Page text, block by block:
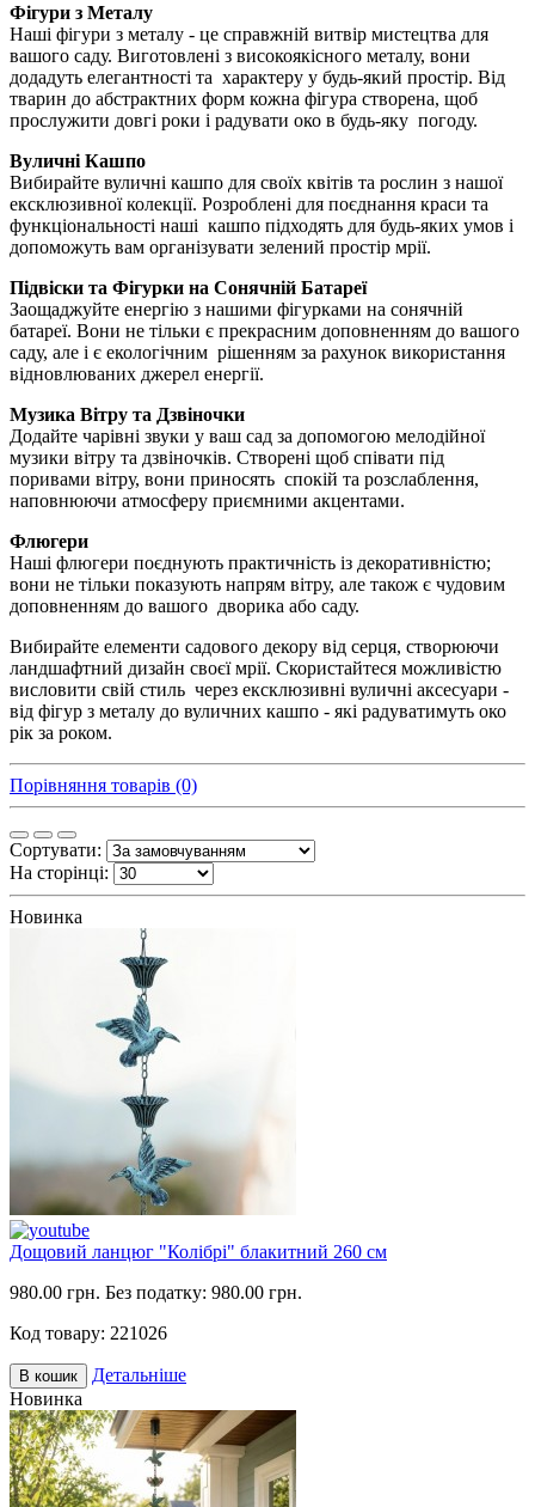
Фігури з Металу
Наші фігури з металу - це справжній витвір мистецтва для
вашого саду. Виготовлені з високоякісного металу, вони
додадуть елегантності та характеру у будь-який простір. Від
тварин до абстрактних форм кожна фігура створена, щоб
прослужити довгі роки і радувати око в будь-яку погоду.
Вуличні Кашпо
Вибирайте вуличні кашпо для своїх квітів та рослин з нашої
ексклюзивної колекції. Розроблені для поєднання краси та
функціональності наші кашпо підходять для будь-яких умов і
допоможуть вам організувати зелений простір мрії.
Підвіски та Фігурки на Сонячній Батареї
Заощаджуйте енергію з нашими фігурками на сонячній
батареї. Вони не тільки є прекрасним доповненням до вашого
саду, але і є екологічним рішенням за рахунок використання
відновлюваних джерел енергії.
Музика Вітру та Дзвіночки
Додайте чарівні звуки у ваш сад за допомогою мелодійної
музики вітру та дзвіночків. Створені щоб співати під
поривами вітру, вони приносять спокій та розслаблення,
наповнюючи атмосферу приємними акцентами.
Флюгери
Наші флюгери поєднують практичність із декоративністю;
вони не тільки показують напрям вітру, але також є чудовим
доповненням до вашого дворика або саду.
Вибирайте елементи садового декору від серця, створюючи
ландшафтний дизайн своєї мрії. Скористайтеся можливістю
висловити свій стиль через ексклюзивні вуличні аксесуари -
від фігур з металу до вуличних кашпо - які радуватимуть око
рік за роком.
Порівняння товарів (0)
Сортувати:
На сторінці:
Новинка
Дощовий ланцюг "Колібрі" блакитний 260 см
980.00 грн. Без податку: 980.00 грн.
Код товару: 221026
В кошик
Детальніше
Новинка